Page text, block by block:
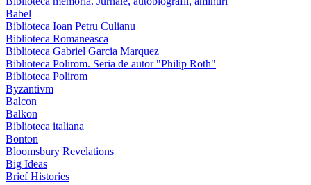
Babel
Biblioteca Ioan Petru Culianu
Biblioteca Romaneasca
Biblioteca Gabriel Garcia Marquez
Biblioteca Polirom. Seria de autor "Philip Roth"
Biblioteca Polirom
Byzantivm
Balcon
Balkon
Biblioteca italiana
Bonton
Bloomsbury Revelations
Big Ideas
Brief Histories